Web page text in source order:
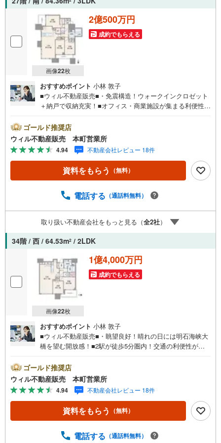
画像22枚
2億500万円
成約でもらえる
おすすめポイント 小林 敦子
■ウィル不動産販売■・免震構造！ウォークインクロゼット
＋納戸で収納充実！■オフィス・商業施設が集まる利便性の
ニ』徒歩5分！行くまでに苦にならない距離！■『ファミリ
ーマート 大阪国際ビル西口店』まで徒歩1分の近さ！■2022
年3月築！アウトポール設計！■共用施設充実のハイグレー
ドレジデンス！■専有面積約84平米のゆとりある3LDKでフ
ァミリーにも対応！■南向き角住戸で採光良好！■27階！高
層階につき眺望良好！■2面バルコニーで通風・開放感良
の明るく開放的なLDK！■現在は空き部屋で、気軽に室内見
周辺のコインパーキングまでご案内致しますので、担当者
にお声がけください。■キッズスペースもございますので、
小さなお子様がいらっしゃるご家庭もお気軽にご来場くだ
さい！【営業日】定休日はございません。火曜日・水曜日
も営業しております。
ゴールド推奨店
ウィル不動産販売 本町営業所
4.94 不動産会社レビュー 18件
資料をもらう （無料）
電話する （通話料無料）
取り扱い不動産会社をもっと見る（全2社）
34階 / 西 / 64.53m2 / 2LDK
画像22枚
1億4,000万円
成約でもらえる
おすすめポイント 小林 敦子
■ウィル不動産販売■・眺望良好！晴れの日には明石海峡大
橋を望む開放感！■2駅が徒歩5分圏内！交通の利便性が高
徒歩や自転車でのアクセス良好！■阪神高速出入り口近くで
お車での移動もスムーズ！■『フレスコミニ』徒歩5分で
日々の買い出しも便利！■2022年3月築の築浅レジデンス！
■免震構造！■共用施設充実でタワーライフを満喫！■34階
部分の2LDK！■LDK約17帖のゆとりある空間！リビングダ
イニングは天井高2.6mあり！■LDKと洋室を繋げて使える
設計！■玄関すぐ近くに洗濯機置き場とバスルーム！清潔を
ゴールド推奨店
ウィル不動産販売 本町営業所
4.94 不動産会社レビュー 18件
資料をもらう （無料）
電話する （通話料無料）